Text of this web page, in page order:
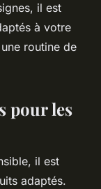
il est
à votre
routine de
pour les
il est
adaptés.